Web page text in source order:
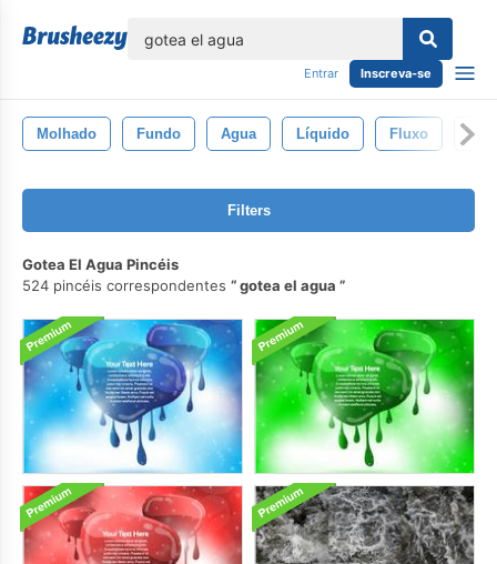
Entrar Inscreva-se
Molhado Fundo Agua Líquido Fluxo
Filters
Gotea El Agua Pincéis
524 pincéis correspondentes
gotea el agua